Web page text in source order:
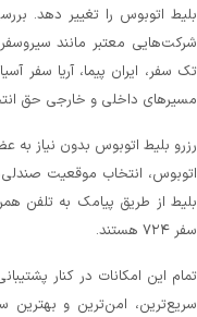
بلیط اتوبوس را تغییر دهد.
شرکت‌هایی معتبر مانند
تک سفر، ایران پیما، آریا سفر
مسیرهای داخلی و خارجی حق
رزرو بلیط اتوبوس بدون نیاز
اتوبوس، انتخاب موقعیت
بلیط از طریق پیامک به تلفن
سفر ۷۲۴ هستند.
سریع‌ترین، امن‌ترین و